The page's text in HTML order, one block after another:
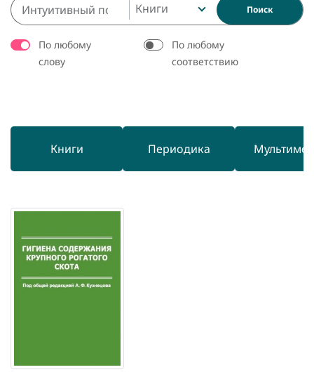
Книги Поиск
По любому
слову
По любому
соответствию
Книги Периодика